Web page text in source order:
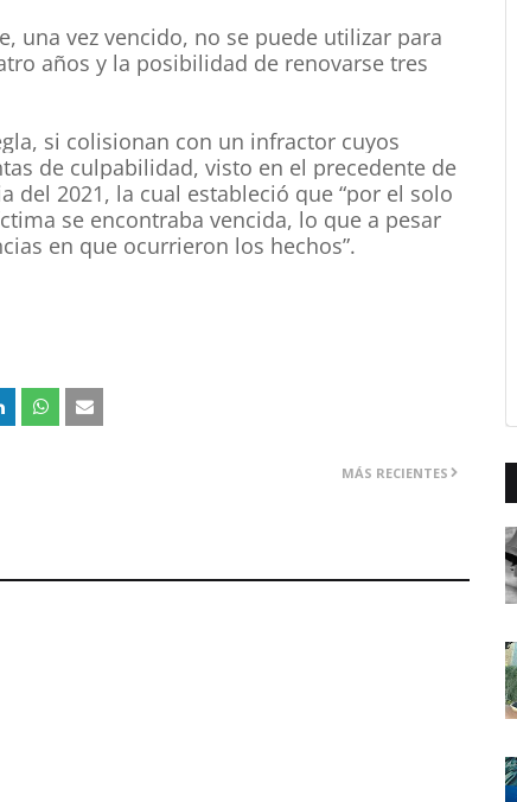
una vez vencido, no se puede utilizar para
años y la posibilidad de renovarse tres
si colisionan con un infractor cuyos
de culpabilidad, visto en el precedente de
del 2021, la cual estableció que “por el solo
se encontraba vencida, lo que a pesar
en que ocurrieron los hechos”.
MÁS RECIENTES